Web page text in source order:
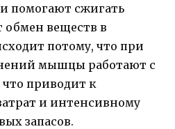
помогают сжигать
обмен веществ в
потому, что при
мышцы работают с
приводит к
и интенсивному
запасов.